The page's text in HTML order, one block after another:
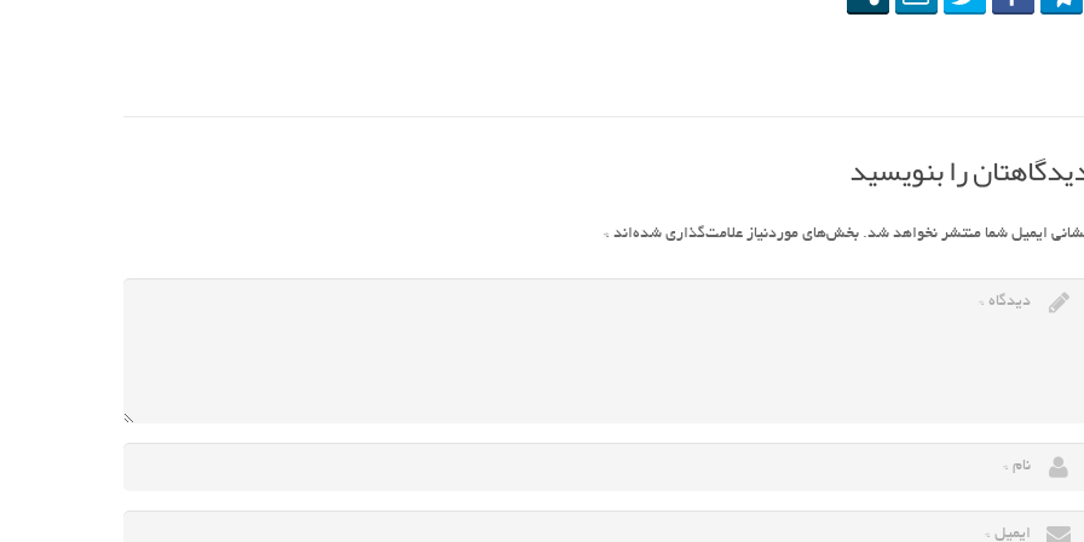
را بنویسید
ایمیل شما منتشر نخواهد شد. بخش‌های موردنیاز علامت‌گذاری شده‌اند *